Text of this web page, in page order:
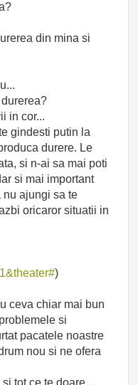
din mina si
in cor...
gindesti putin la
durere. Le
si n-ai sa mai poti
si mai important
nu ajungi sa te
oricaror situatii in
)
ceva chiar mai bun
si
pacatele noastre
nou si ne ofera